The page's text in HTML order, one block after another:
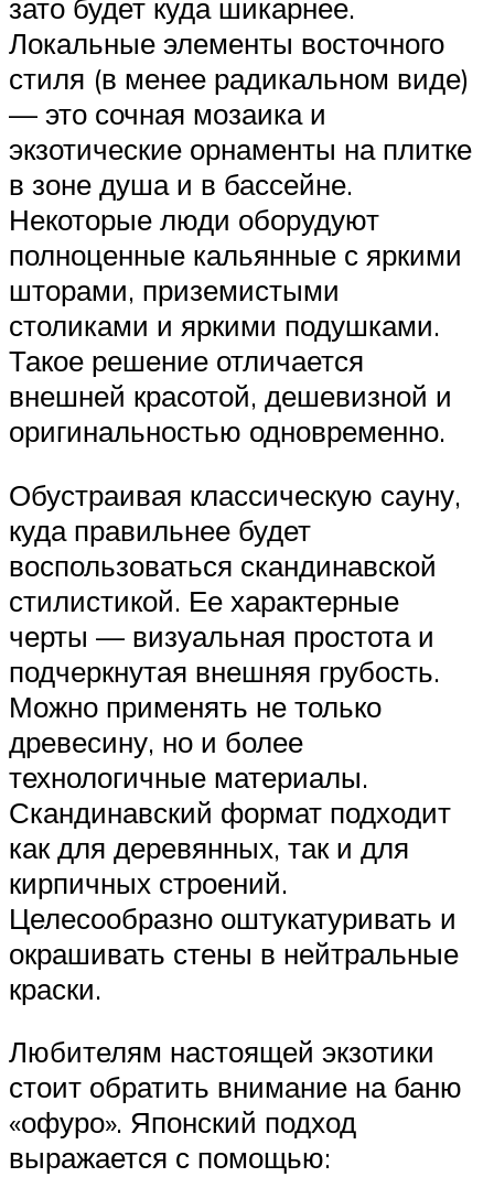
зато будет куда шикарнее.
Локальные элементы восточного
стиля (в менее радикальном виде)
— это сочная мозаика и
экзотические орнаменты на плитке
в зоне душа и в бассейне.
Некоторые люди оборудуют
полноценные кальянные с яркими
шторами, приземистыми
столиками и яркими подушками.
Такое решение отличается
внешней красотой, дешевизной и
оригинальностью одновременно.
Обустраивая классическую сауну,
куда правильнее будет
воспользоваться скандинавской
стилистикой. Ее характерные
черты — визуальная простота и
подчеркнутая внешняя грубость.
Можно применять не только
древесину, но и более
технологичные материалы.
Скандинавский формат подходит
как для деревянных, так и для
кирпичных строений.
Целесообразно оштукатуривать и
окрашивать стены в нейтральные
краски.
Любителям настоящей экзотики
стоит обратить внимание на баню
«офуро». Японский подход
выражается с помощью: